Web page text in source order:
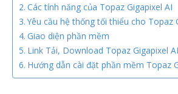
Các tính năng của Topaz Gigapixel AI
Yêu cầu hệ thống tối thiểu cho Topaz
Giao diện phần mềm
Link Tải, Download Topaz Gigapixel AI
Hướng dẫn cài đặt phần mềm Topaz